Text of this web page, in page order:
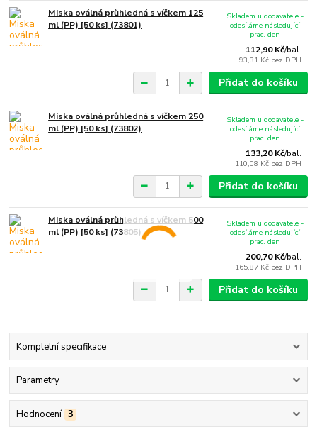
Miska oválná průhledná s víčkem 125
ml (PP) [50 ks] (73801)
112,90 Kč/bal.
93,31 Kč bez DPH
Skladem u dodavatele -
odesíláme následující
prac. den
Přidat do košíku
Miska oválná průhledná s víčkem 250
ml (PP) [50 ks] (73802)
133,20 Kč/bal.
110,08 Kč bez DPH
Skladem u dodavatele -
odesíláme následující
prac. den
Přidat do košíku
Miska oválná průhledná s víčkem 500
ml (PP) [50 ks] (73805)
200,70 Kč/bal.
165,87 Kč bez DPH
Skladem u dodavatele -
odesíláme následující
prac. den
Přidat do košíku
Kompletní specifikace
Parametry
Hodnocení 3